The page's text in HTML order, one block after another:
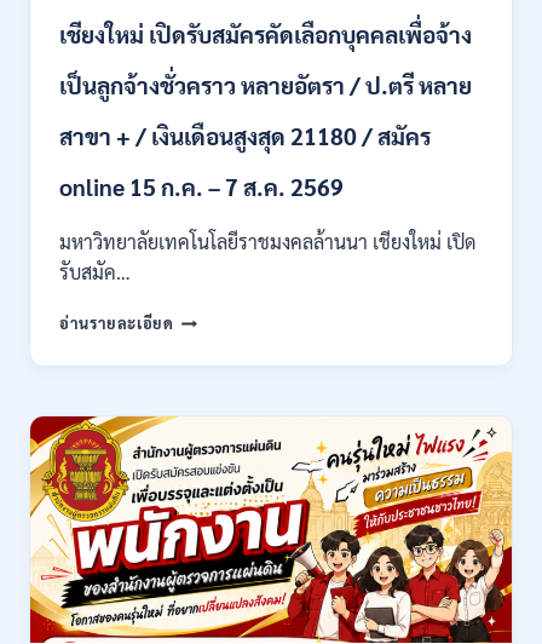
เชียงใหม่ เปิดรับสมัครคัดเลือกบุคคลเพื่อจ้าง
เป็นลูกจ้างชั่วคราว หลายอัตรา / ป.ตรี หลาย
สาขา + / เงินเดือนสูงสุด 21180 / สมัคร
online 15 ก.ค. – 7 ส.ค. 2569
มหาวิทยาลัยเทคโนโลยีราชมงคลล้านนา เชียงใหม่ เปิด
รับสมัค…
อ่านรายละเอียด มหาวิทยาลัย
ราช
ล้าน
เชียงใหม่
เปิด
รับ
สมัคร
คัด
เลือก
บุคคล
เพื่อ